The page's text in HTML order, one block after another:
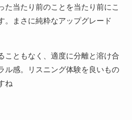
た当たり前のことを当たり前にこ
。まさに純粋なアップグレード
こともなく、適度に分離と溶け合
ル感。リスニング体験を良いもの
ね